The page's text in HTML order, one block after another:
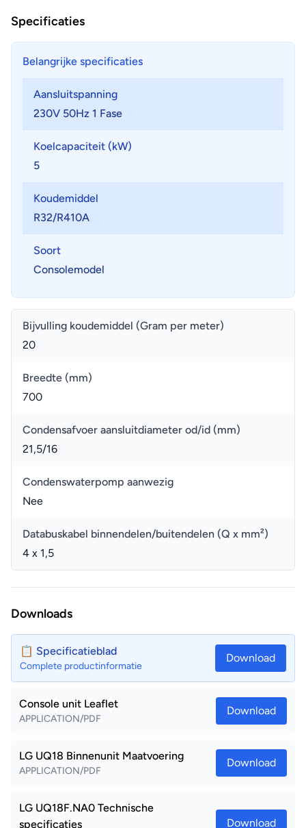
Specificaties
Belangrijke specificaties
Aansluitspanning
230V 50Hz 1 Fase
Koelcapaciteit (kW)
5
Koudemiddel
R32/R410A
Soort
Consolemodel
Bijvulling koudemiddel (Gram per meter)
20
Breedte (mm)
700
Condensafvoer aansluitdiameter od/id (mm)
21,5/16
Condenswaterpomp aanwezig
Nee
Databuskabel binnendelen/buitendelen (Q x mm²)
4 x 1,5
Downloads
📋 Specificatieblad
Complete productinformatie
Download
Console unit Leaflet
APPLICATION/PDF
Download
LG UQ18 Binnenunit Maatvoering
APPLICATION/PDF
Download
LG UQ18F.NA0 Technische
specificaties
Download